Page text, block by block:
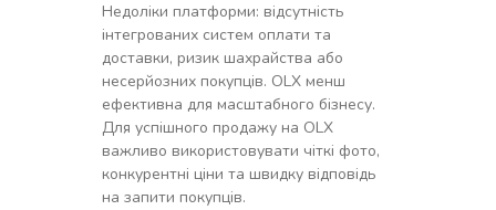
Недоліки платформи: відсутність
інтегрованих систем оплати та
доставки, ризик шахрайства або
несерйозних покупців. OLX менш
ефективна для масштабного бізнесу.
Для успішного продажу на OLX
важливо використовувати чіткі фото,
конкурентні ціни та швидку відповідь
на запити покупців.